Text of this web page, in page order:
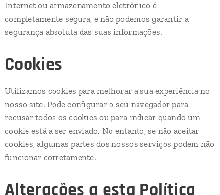
Internet ou armazenamento eletrônico é
completamente segura, e não podemos garantir a
segurança absoluta das suas informações.
Cookies
Utilizamos cookies para melhorar a sua experiência no
nosso site. Pode configurar o seu navegador para
recusar todos os cookies ou para indicar quando um
cookie está a ser enviado. No entanto, se não aceitar
cookies, algumas partes dos nossos serviços podem não
funcionar corretamente.
Alterações a esta Política